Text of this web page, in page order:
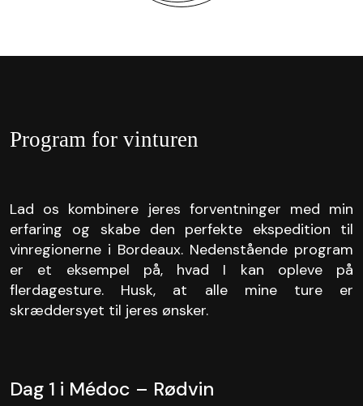
Program for vinturen
Lad os kombinere jeres forventninger med min
erfaring og skabe den perfekte ekspedition til
vinregionerne i Bordeaux. Nedenstående program
er et eksempel på, hvad I kan opleve på
flerdagesture. Husk, at alle mine ture er
skræddersyet til jeres ønsker.
Dag 1 i Médoc – Rødvin